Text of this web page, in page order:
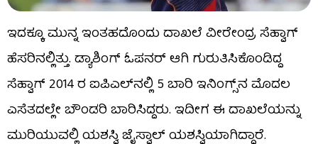
ಇದಕ್ಕೂ ಮುನ್ನ ಇಂತಹದೊಂದು ದಾಖಲೆ ವೀರೇಂದ್ರ ಸೆಹ್ವಾಗ್
ಹೆಸರಿನಲ್ಲಿತ್ತು. ಡ್ಯಾಶಿಂಗ್ ಓಪನರ್ ಆಗಿ ಗುರುತಿಸಿಕೊಂಡಿದ್ದ
ಸೆಹ್ವಾಗ್ 2014 ರ ಐಪಿಎಲ್​ನಲ್ಲಿ 5 ಬಾರಿ ಇನಿಂಗ್ಸ್​ನ ಮೊದಲ
ಎಸೆತದಲ್ಲೇ ಬೌಂಡರಿ ಬಾರಿಸಿದ್ದರು. ಇದೀಗ ಈ ದಾಖಲೆಯನ್ನು
ಮುರಿಯುವಲ್ಲಿ ಯಶಸ್ವಿ ಜೈಸ್ವಾಲ್ ಯಶಸ್ವಿಯಾಗಿದ್ದಾರೆ.